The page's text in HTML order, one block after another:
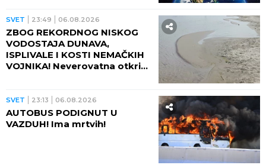
SVET 23:49 06.08.2026
ZBOG REKORDNOG NISKOG
VODOSTAJA DUNAVA,
ISPLIVALE I KOSTI NEMAČKIH
VOJNIKA! Neverovatna otkrića
SVET 23:13 06.08.2026
AUTOBUS PODIGNUT U
VAZDUH! Ima mrtvih!